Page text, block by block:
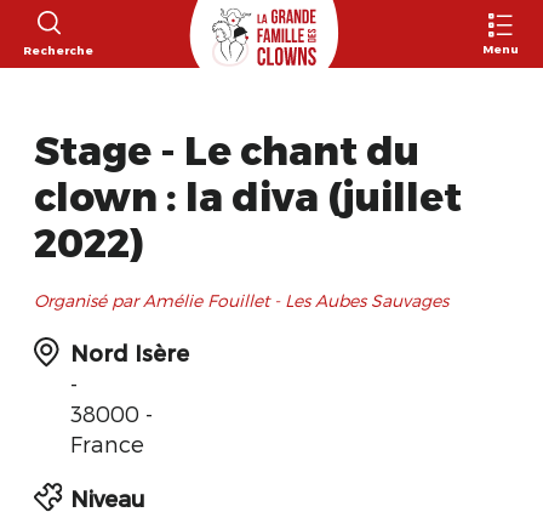
Recherche Menu
Stage - Le chant du
clown : la diva (juillet
2022)
Organisé par Amélie Fouillet - Les Aubes Sauvages
Nord Isère
-
38000 -
France
Niveau